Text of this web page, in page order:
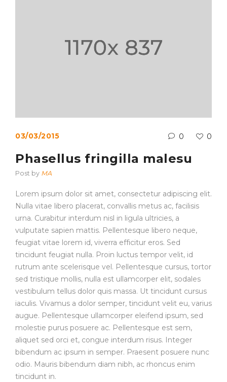
03/03/2015 0 0
Phasellus fringilla malesu
Post by MA
Lorem ipsum dolor sit amet, consectetur adipiscing elit.
Nulla vitae libero placerat, convallis metus ac, facilisis
urna. Curabitur interdum nisl in ligula ultricies, a
vulputate sapien mattis. Pellentesque libero neque,
feugiat vitae lorem id, viverra efficitur eros. Sed
tincidunt feugiat nulla. Proin luctus tempor velit, id
rutrum ante scelerisque vel. Pellentesque cursus, tortor
sed tristique mollis, nulla est ullamcorper elit, sodales
vestibulum tellus dolor quis massa. Ut tincidunt cursus
iaculis. Vivamus a dolor semper, tincidunt velit eu, varius
augue. Pellentesque ullamcorper eleifend ipsum, sed
molestie purus posuere ac. Pellentesque est sem,
aliquet sed orci et, congue interdum risus. Integer
bibendum ac ipsum in semper. Praesent posuere nunc
odio. Mauris bibendum diam nibh, ac rhoncus enim
tincidunt in.